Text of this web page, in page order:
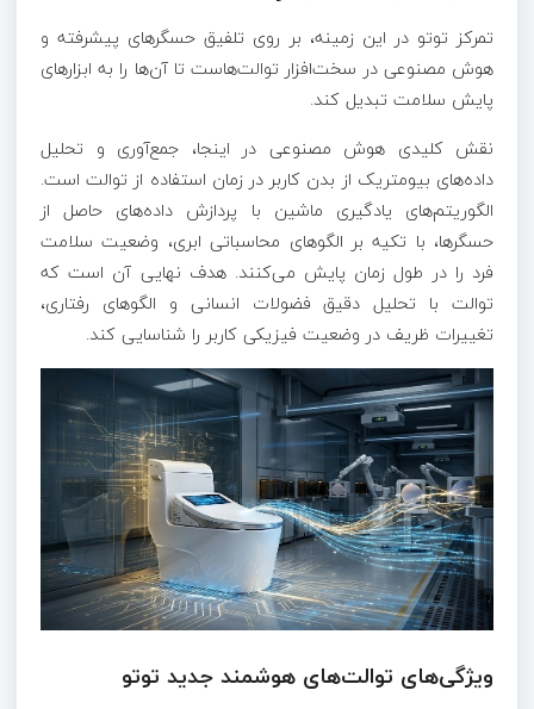
تمرکز توتو در این زمینه، بر روی تلفیق حسگرهای پیشرفته و
هوش مصنوعی در سخت‌افزار توالت‌هاست تا آن‌ها را به ابزارهای
پایش سلامت تبدیل کند.
نقش کلیدی هوش مصنوعی در اینجا، جمع‌آوری و تحلیل
داده‌های بیومتریک از بدن کاربر در زمان استفاده از توالت است.
الگوریتم‌های یادگیری ماشین با پردازش داده‌های حاصل از
حسگرها، با تکیه بر الگوهای محاسباتی ابری، وضعیت سلامت
فرد را در طول زمان پایش می‌کنند. هدف نهایی آن است که
توالت با تحلیل دقیق فضولات انسانی و الگوهای رفتاری،
تغییرات ظریف در وضعیت فیزیکی کاربر را شناسایی کند.
ویژگی‌های توالت‌های هوشمند جدید توتو